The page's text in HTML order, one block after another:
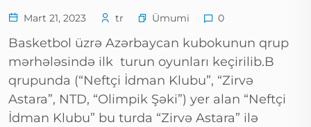
Mart 21, 2023 tr Ümumi 0
Basketbol üzrə Azərbaycan kubokunun qrup
mərhələsində ilk turun oyunları keçirilib.B
qrupunda (“Neftçi İdman Klubu”, “Zirvə
Astara”, NTD, “Olimpik Şəki”) yer alan “Neftçi
İdman Klubu” bu turda “Zirvə Astara” ilə